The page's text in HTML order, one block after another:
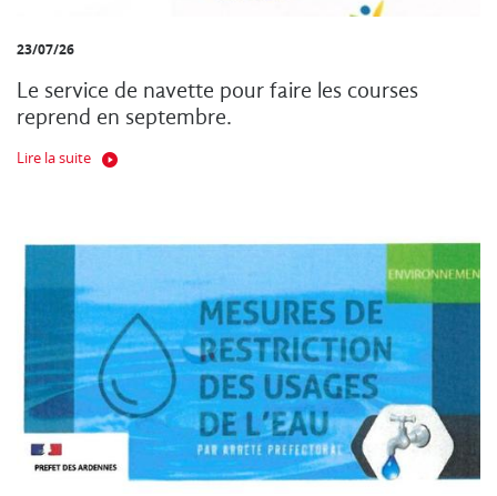
23/07/26
Le service de navette pour faire les courses
reprend en septembre.
Lire la suite